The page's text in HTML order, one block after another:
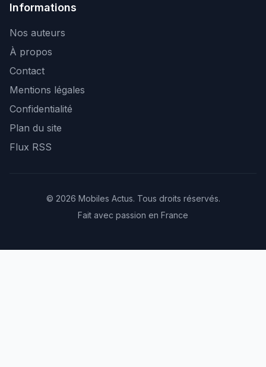
Informations
Nos auteurs
À propos
Contact
Mentions légales
Confidentialité
Plan du site
Flux RSS
© 2026 Mobiles Actus. Tous droits réservés.
Fait avec passion en France